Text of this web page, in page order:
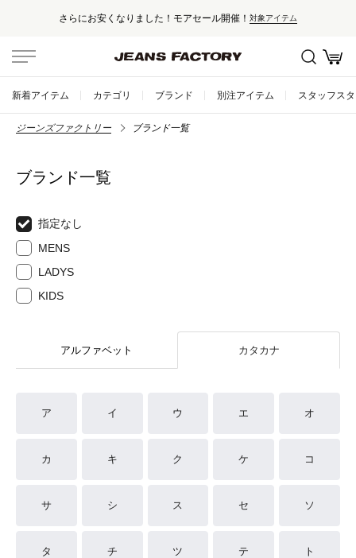
さらにお安くなりました！モアセール開催！ 対象アイテム
新着アイテム カテゴリ ブランド 別注アイテム スタッフス
ジーンズファクトリー ブランド一覧
ブランド一覧
指定なし
MENS
LADYS
KIDS
アルファベット カタカナ
ア イ ウ エ オ
カ キ ク ケ コ
サ シ ス セ ソ
タ チ ツ テ ト